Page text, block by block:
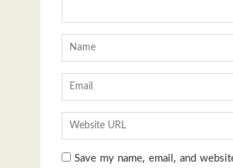
Save my name, email, and